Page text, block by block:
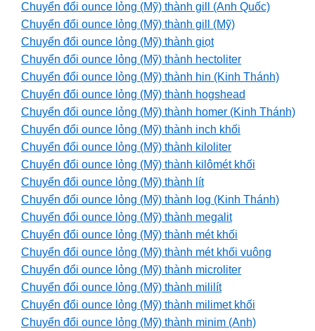
Chuyển đổi ounce lỏng (Mỹ) thành gill (Anh Quốc)
Chuyển đổi ounce lỏng (Mỹ) thành gill (Mỹ)
Chuyển đổi ounce lỏng (Mỹ) thành giọt
Chuyển đổi ounce lỏng (Mỹ) thành hectoliter
Chuyển đổi ounce lỏng (Mỹ) thành hin (Kinh Thánh)
Chuyển đổi ounce lỏng (Mỹ) thành hogshead
Chuyển đổi ounce lỏng (Mỹ) thành homer (Kinh Thánh)
Chuyển đổi ounce lỏng (Mỹ) thành inch khối
Chuyển đổi ounce lỏng (Mỹ) thành kiloliter
Chuyển đổi ounce lỏng (Mỹ) thành kilômét khối
Chuyển đổi ounce lỏng (Mỹ) thành lít
Chuyển đổi ounce lỏng (Mỹ) thành log (Kinh Thánh)
Chuyển đổi ounce lỏng (Mỹ) thành megalit
Chuyển đổi ounce lỏng (Mỹ) thành mét khối
Chuyển đổi ounce lỏng (Mỹ) thành mét khối vuông
Chuyển đổi ounce lỏng (Mỹ) thành microliter
Chuyển đổi ounce lỏng (Mỹ) thành mililít
Chuyển đổi ounce lỏng (Mỹ) thành milimet khối
Chuyển đổi ounce lỏng (Mỹ) thành minim (Anh)